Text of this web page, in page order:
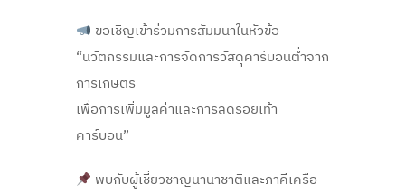
ขอเชิญเข้าร่วมการสัมมนาในหัวข้อ
“นวัตกรรมและการจัดการวัสดุคาร์บอนต่ำจาก
การเกษตร
เพื่อการเพิ่มมูลค่าและการลดรอยเท้า
คาร์บอน”
พบกับผู้เชี่ยวชาญนานาชาติและภาคีเครือ